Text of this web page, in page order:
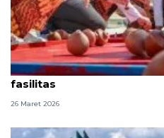
143.126 orang padati IKN
fasilitas
26 Maret 2026